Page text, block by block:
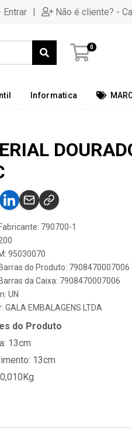
| Não é cliente? -
0
Informatica
790700-1
95030070
do Produto: 7908470007006
da Caixa: 7908470007006
UN
GALA EMBALAGENS LTDA
do Produto
13cm
13cm